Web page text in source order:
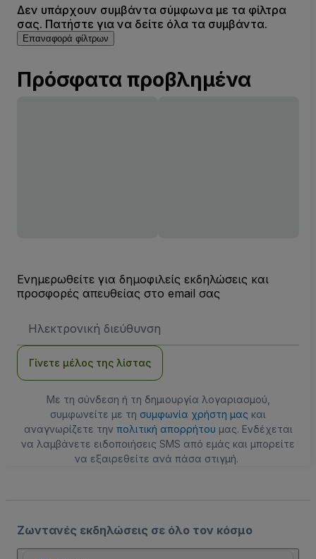
Δεν υπάρχουν συμβάντα σύμφωνα με τα φίλτρα
σας. Πατήστε για να δείτε όλα τα συμβάντα.
Επαναφορά φίλτρων
Πρόσφατα προβλημένα
Ενημερωθείτε για δημοφιλείς εκδηλώσεις και
προσφορές απευθείας στο email σας
Email
Γίνετε μέλος της λίστας
Με τη σύνδεση ή τη δημιουργία λογαριασμού,
συμφωνείτε με τη συμφωνία χρήστη μας και
αναγνωρίζετε την πολιτική απορρήτου μας. Ενδέχεται
να λαμβάνετε ειδοποιήσεις SMS από εμάς και μπορείτε
να εξαιρεθείτε ανά πάσα στιγμή.
Ζωντανές εκδηλώσεις σε όλο τον κόσμο